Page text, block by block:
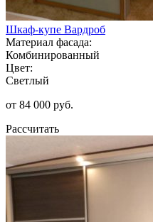
Шкаф-купе Вардроб
Материал фасада:
Комбинированный
Цвет:
Светлый
от 84 000 руб.
Рассчитать